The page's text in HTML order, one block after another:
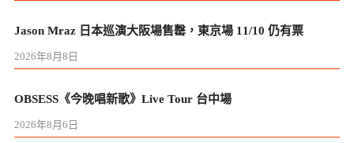
Jason Mraz 日本巡演大阪場售罄，東京場 11/10 仍有票
2026年8月8日
OBSESS《今晚唱新歌》Live Tour 台中場
2026年8月6日